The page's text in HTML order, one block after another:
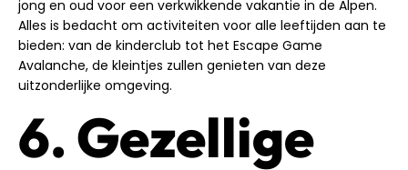
jong en oud voor een verkwikkende vakantie in de Alpen.
Alles is bedacht om activiteiten voor alle leeftijden aan te
bieden: van de kinderclub tot het Escape Game
Avalanche, de kleintjes zullen genieten van deze
uitzonderlijke omgeving.
6. Gezellige